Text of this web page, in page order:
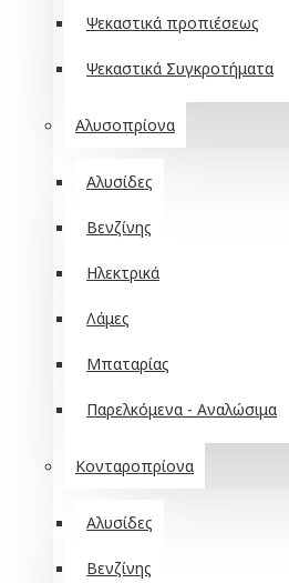
Ψεκαστικά προπιέσεως
Ψεκαστικά Συγκροτήματα
Αλυσοπρίονα
Αλυσίδες
Βενζίνης
Ηλεκτρικά
Λάμες
Μπαταρίας
Παρελκόμενα - Αναλώσιμα
Κονταροπρίονα
Αλυσίδες
Βενζίνης